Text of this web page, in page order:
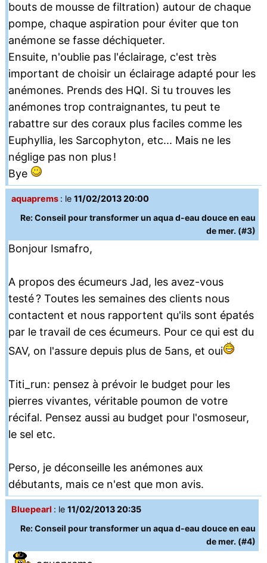
bouts de mousse de filtration) autour de chaque
pompe, chaque aspiration pour éviter que ton
anémone se fasse déchiqueter.
Ensuite, n'oublie pas l'éclairage, c'est très
important de choisir un éclairage adapté pour les
anémones. Prends des HQI. Si tu trouves les
anémones trop contraignantes, tu peut te
rabattre sur des coraux plus faciles comme les
Euphyllia, les Sarcophyton, etc... Mais ne les
néglige pas non plus !
Bye
aquaprems: le 11/02/2013 20:00
Re: Conseil pour transformer un aqua d-eau douce en eau
de mer. (#3)
Bonjour Ismafro,
A propos des écumeurs Jad, les avez-vous
testé ? Toutes les semaines des clients nous
contactent et nous rapportent qu'ils sont épatés
par le travail de ces écumeurs. Pour ce qui est du
SAV, on l'assure depuis plus de 5ans, et oui
Titi_run: pensez à prévoir le budget pour les
pierres vivantes, véritable poumon de votre
récifal. Pensez aussi au budget pour l'osmoseur,
le sel etc.
Perso, je déconseille les anémones aux
débutants, mais ce n'est que mon avis.
Bluepearl : le 11/02/2013 20:35
Re: Conseil pour transformer un aqua d-eau douce en eau
de mer. (#4)